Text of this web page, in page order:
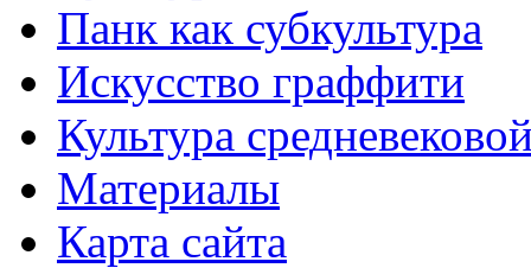
Панк как субкультура
Искусство граффити
Культура
Материалы
Карта сайта